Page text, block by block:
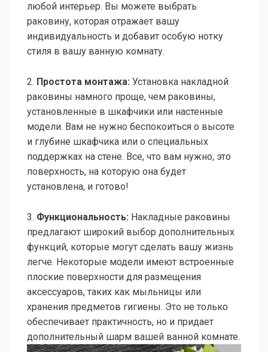
любой интерьер. Вы можете выбрать
раковину, которая отражает вашу
индивидуальность и добавит особую нотку
стиля в вашу ванную комнату.
2. Простота монтажа: Установка накладной
раковины намного проще, чем раковины,
установленные в шкафчики или настенные
модели. Вам не нужно беспокоиться о высоте
и глубине шкафчика или о специальных
поддержках на стене. Все, что вам нужно, это
поверхность, на которую она будет
установлена, и готово!
3. Функциональность: Накладные раковины
предлагают широкий выбор дополнительных
функций, которые могут сделать вашу жизнь
легче. Некоторые модели имеют встроенные
плоские поверхности для размещения
аксессуаров, таких как мыльницы или
хранения предметов гигиены. Это не только
обеспечивает практичность, но и придает
дополнительный шарм вашей ванной комнате.